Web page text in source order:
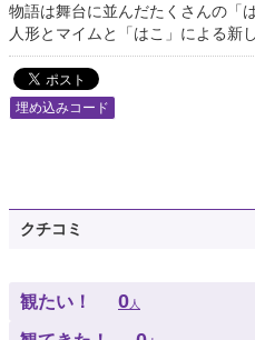
物語は舞台に並んだたくさんの「
人形とマイムと「はこ」による新
埋め込みコード
クチコミ
観たい！ 0人